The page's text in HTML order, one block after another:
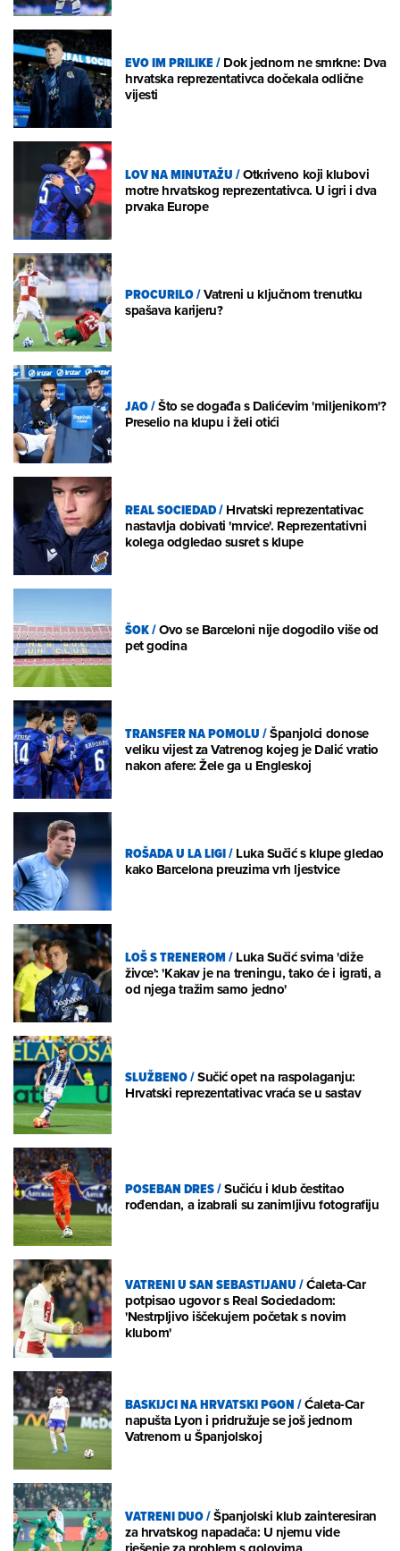
EVO IM PRILIKE/Dok jednom ne smrkne: Dva
hrvatska reprezentativca dočekala odlične
vijesti
LOV NA MINUTAŽU/Otkriveno koji klubovi
motre hrvatskog reprezentativca. U igri i dva
prvaka Europe
PROCURILO/Vatreni u ključnom trenutku
spašava karijeru?
JAO/Što se događa s Dalićevim 'miljenikom'?
Preselio na klupu i želi otići
REAL SOCIEDAD/Hrvatski reprezentativac
nastavlja dobivati 'mrvice'. Reprezentativni
kolega odgledao susret s klupe
ŠOK/Ovo se Barceloni nije dogodilo više od
pet godina
TRANSFER NA POMOLU/Španjolci donose
veliku vijest za Vatrenog kojeg je Dalić vratio
nakon afere: Žele ga u Engleskoj
ROŠADA U LA LIGI/Luka Sučić s klupe gledao
kako Barcelona preuzima vrh ljestvice
LOŠ S TRENEROM/Luka Sučić svima 'diže
živce': 'Kakav je na treningu, tako će i igrati, a
od njega tražim samo jedno'
SLUŽBENO/Sučić opet na raspolaganju:
Hrvatski reprezentativac vraća se u sastav
POSEBAN DRES/Sučiću i klub čestitao
rođendan, a izabrali su zanimljivu fotografiju
VATRENI U SAN SEBASTIJANU/Ćaleta-Car
potpisao ugovor s Real Sociedadom:
'Nestrpljivo iščekujem početak s novim
klubom'
BASKIJCI NA HRVATSKI PGON/Ćaleta-Car
napušta Lyon i pridružuje se još jednom
Vatrenom u Španjolskoj
VATRENI DUO/Španjolski klub zainteresiran
za hrvatskog napadača: U njemu vide